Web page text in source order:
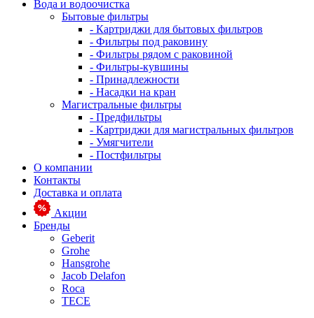
Вода и водоочистка
Бытовые фильтры
- Картриджи для бытовых фильтров
- Фильтры под раковину
- Фильтры рядом с раковиной
- Фильтры-кувшины
- Принадлежности
- Насадки на кран
Магистральные фильтры
- Предфильтры
- Картриджи для магистральных фильтров
- Умягчители
- Постфильтры
О компании
Контакты
Доставка и оплата
Акции
Бренды
Geberit
Grohe
Hansgrohe
Jacob Delafon
Roca
TECE